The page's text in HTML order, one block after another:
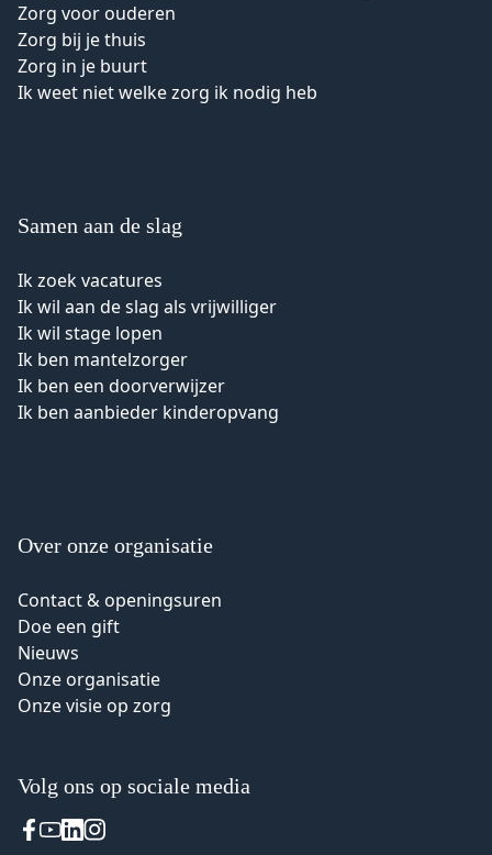
Zorg voor ouderen
Zorg bij je thuis
Zorg in je buurt
Ik weet niet welke zorg ik nodig heb
Samen aan de slag
Ik zoek vacatures
Ik wil aan de slag als vrijwilliger
Ik wil stage lopen
Ik ben mantelzorger
Ik ben een doorverwijzer
Ik ben aanbieder kinderopvang
Over onze organisatie
Contact & openingsuren
Doe een gift
Nieuws
Onze organisatie
Onze visie op zorg
Volg ons op sociale media